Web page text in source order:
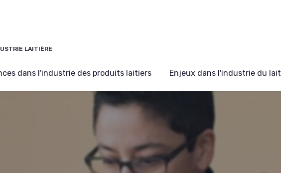
LAITIÈRE
dans l'industrie des produits laitiers Enjeux dans l'industrie du lait